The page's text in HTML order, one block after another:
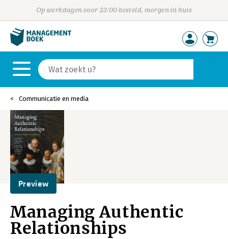
Op werkdagen voor 23:00 besteld, morgen in huis
Communicatie en media
Preview
Managing Authentic
Relationships